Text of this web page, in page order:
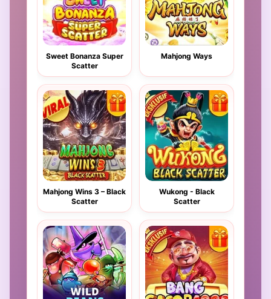
Sweet Bonanza Super
Scatter
Mahjong Ways
Mahjong Wins 3 – Black
Scatter
Wukong - Black
Scatter